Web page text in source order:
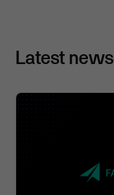
Latest news